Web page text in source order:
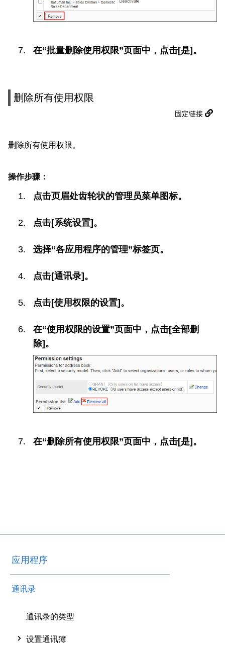
在“批量删除使用权限”页面中，点击[是]。
删除所有使用权限
固定链接
删除所有使用权限。
操作步骤：
点击页眉处齿轮状的管理员菜单图标。
点击[系统设置]。
选择“各应用程序的管理”标签页。
点击[通讯录]。
点击[使用权限的设置]。
在“使用权限的设置”页面中，点击[全部删
除]。
在“删除所有使用权限”页面中，点击[是]。
应用程序
通讯录
通讯录的类型
设置通讯簿